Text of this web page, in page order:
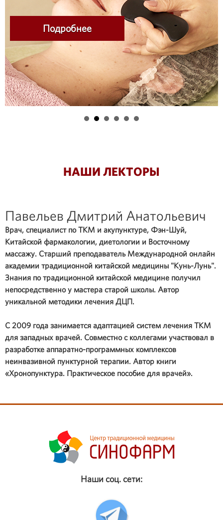
Подробнее
НАШИ ЛЕКТОРЫ
Павельев Дмитрий Анатольевич
Врач, специалист по ТКМ и акупунктуре, Фэн-Шуй,
Китайской фармакологии, диетологии и Восточному
массажу. Старший преподаватель Международной онлайн
академии традиционной китайской медицины "Кунь-Лунь".
Знания по традиционной китайской медицине получил
непосредственно у мастера старой школы. Автор
уникальной методики лечения ДЦП.
С 2009 года занимается адаптацией систем лечения ТКМ
для западных врачей. Совместно с коллегами участвовал в
разработке аппаратно-программных комплексов
неинвазивной пунктурной терапии. Автор книги
«Хронопунктура. Практическое пособие для врачей».
Наши соц. сети: